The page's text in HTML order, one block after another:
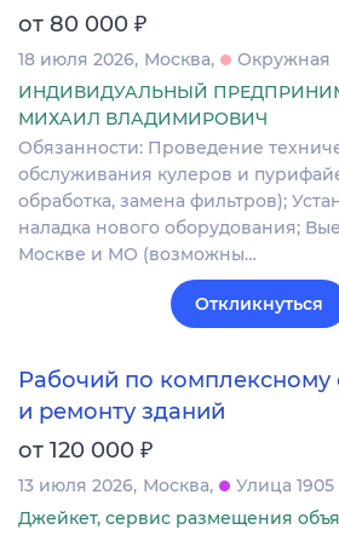
от 80 000 ₽
18 июля 2026 Москва
Окружная
ИНДИВИДУАЛЬНЫЙ
МИХАИЛ ВЛАДИМИРОВИЧ
Обязанности: Проведение
обслуживания кулеров и
обработка, замена фильтров);
наладка нового оборудования;
Москве и МО (возможны…
Откликнуться
Рабочий по
и ремонту зданий
от 120 000 ₽
13 июля 2026 Москва
Улица 1905
Джейкет, сервис размещения